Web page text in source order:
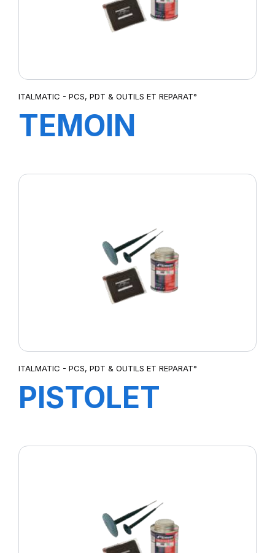
ITALMATIC - PCS, PDT & OUTILS ET REPARAT°
TEMOIN
ITALMATIC - PCS, PDT & OUTILS ET REPARAT°
PISTOLET
CHALLENG